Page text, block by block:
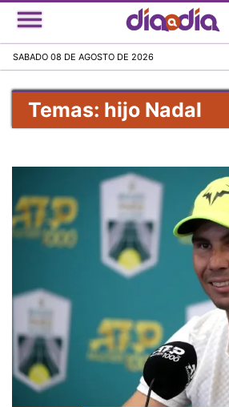
Pasar
al
principal
SABADO 08 DE AGOSTO DE 2026
Temas: hijo Nadal